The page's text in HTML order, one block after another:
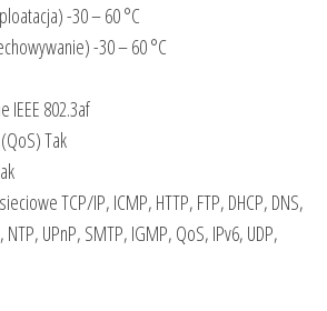
-30 – 60 °C
-30 – 60 °C
IEEE 802.3af
Tak
TCP/IP, ICMP, HTTP, FTP, DHCP, DNS,
NTP, UPnP, SMTP, IGMP, QoS, IPv6, UDP,